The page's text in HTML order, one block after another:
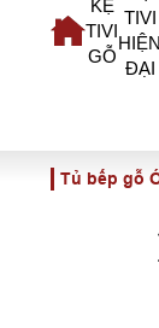
KỆ
TIVI
GỖ
TIVI
HIỆN
ĐẠI
Tủ bếp gỗ